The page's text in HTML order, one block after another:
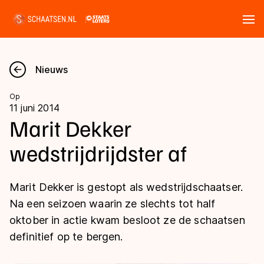
Nieuws
Kalender
Disciplines
Langebaan
Shorttrack
Inlineskaten
Uitslagen
Langebaan
Shorttrack
Tijden & historie
Nieuws
Op
11 juni 2014
Marit Dekker
wedstrijdrijdster af
Marit Dekker is gestopt als wedstrijdschaatser.
Na een seizoen waarin ze slechts tot half
oktober in actie kwam besloot ze de schaatsen
definitief op te bergen.